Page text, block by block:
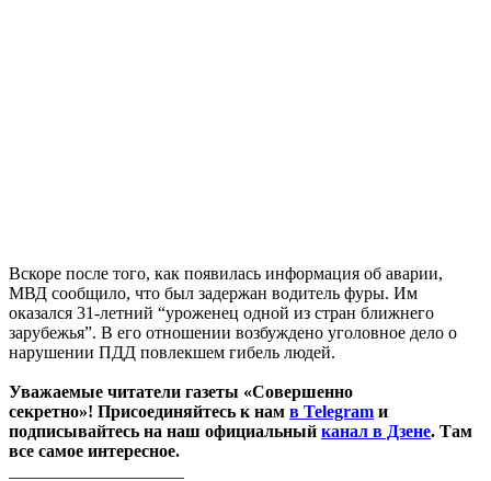
Вскоре после того, как появилась информация об аварии,
МВД сообщило, что был задержан водитель фуры. Им
оказался 31-летний “уроженец одной из стран ближнего
зарубежья”. В его отношении возбуждено уголовное дело о
нарушении ПДД повлекшем гибель людей.
Уважаемые читатели газеты «Совершенно
секретно»! Присоединяйтесь к нам в Telegram и
подписывайтесь на наш официальный канал в Дзене. Там
все самое интересное.